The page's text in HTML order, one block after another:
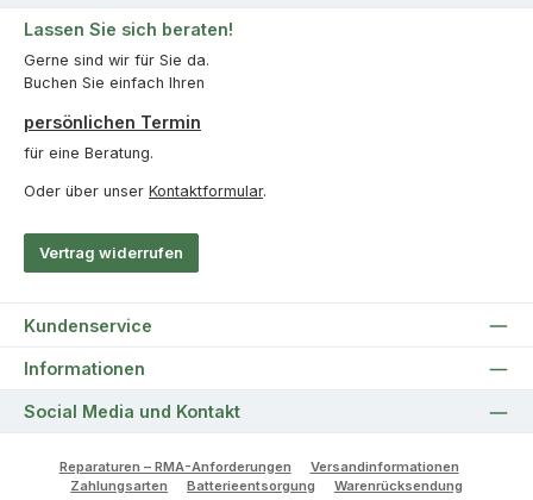
Lassen Sie sich beraten!
Gerne sind wir für Sie da.
Buchen Sie einfach Ihren
persönlichen Termin
für eine Beratung.
Oder über unser Kontaktformular.
Vertrag widerrufen
Kundenservice
Informationen
Social Media und Kontakt
Reparaturen – RMA-Anforderungen
Versandinformationen
Zahlungsarten
Batterieentsorgung Warenrücksendung